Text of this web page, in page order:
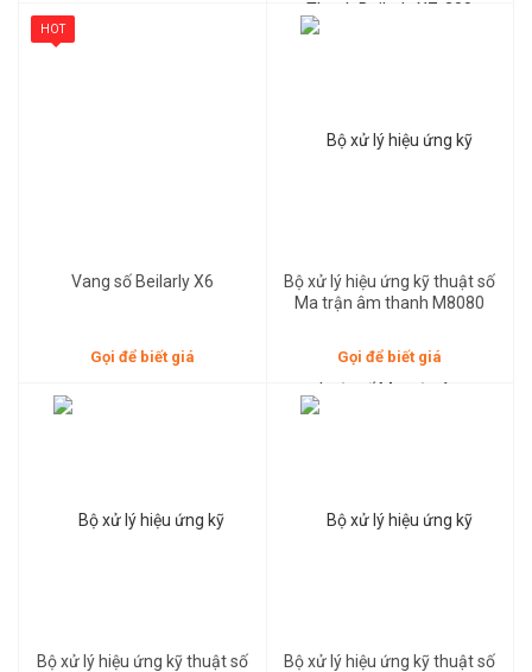
Vang số Beilarly X6
Gọi để biết giá
HOT
Bộ xử lý hiệu ứng kỹ thuật số
Ma trận âm thanh M8080
Gọi để biết giá
Bộ xử lý hiệu ứng kỹ thuật số
Bộ xử lý hiệu ứng kỹ thuật số